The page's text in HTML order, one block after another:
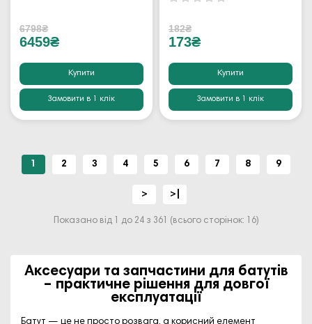
6798₴
6459₴
Купити
Замовити в 1 клік
182₴
173₴
Купити
Замовити в 1 клік
1 2 3 4 5 6 7 8 9
> >|
Показано від 1 до 24 з 361 (всього сторінок: 16)
Аксесуари та запчастини для батутів
– практичне рішення для довгої
експлуатації
Батут — це не просто розвага, а корисний елемент